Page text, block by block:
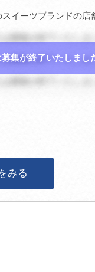
イーツブランドの店
集が終了いたしまし
募集が終了いたしま
みる